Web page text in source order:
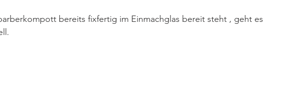
bereits fixfertig im Einmachglas bereit steht , geht es